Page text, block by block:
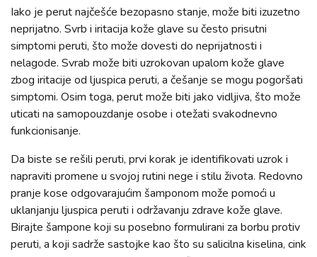
Iako je perut najčešće bezopasno stanje, može biti izuzetno
neprijatno. Svrb i iritacija kože glave su često prisutni
simptomi peruti, što može dovesti do neprijatnosti i
nelagode. Svrab može biti uzrokovan upalom kože glave
zbog iritacije od ljuspica peruti, a češanje se mogu pogoršati
simptomi. Osim toga, perut može biti jako vidljiva, što može
uticati na samopouzdanje osobe i otežati svakodnevno
funkcionisanje.
Da biste se rešili peruti, prvi korak je identifikovati uzrok i
napraviti promene u svojoj rutini nege i stilu života. Redovno
pranje kose odgovarajućim šamponom može pomoći u
uklanjanju ljuspica peruti i održavanju zdrave kože glave.
Birajte šampone koji su posebno formulirani za borbu protiv
peruti, a koji sadrže sastojke kao što su salicilna kiselina, cink